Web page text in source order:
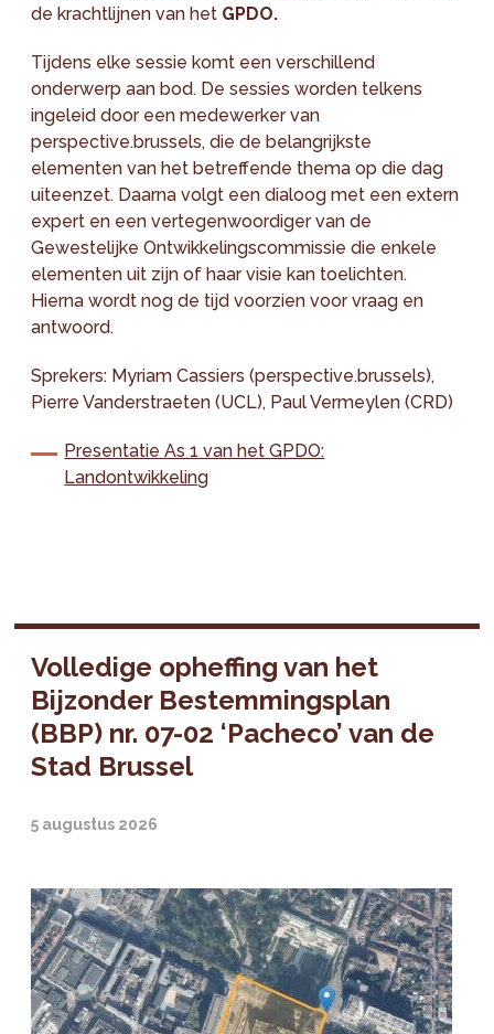
de krachtlijnen van het GPDO.
Tijdens elke sessie komt een verschillend
onderwerp aan bod. De sessies worden telkens
ingeleid door een medewerker van
perspective.brussels, die de belangrijkste
elementen van het betreffende thema op die dag
uiteenzet. Daarna volgt een dialoog met een extern
expert en een vertegenwoordiger van de
Gewestelijke Ontwikkelingscommissie die enkele
elementen uit zijn of haar visie kan toelichten.
Hierna wordt nog de tijd voorzien voor vraag en
antwoord.
Sprekers: Myriam Cassiers (perspective.brussels),
Pierre Vanderstraeten (UCL), Paul Vermeylen (CRD)
Presentatie As 1 van het GPDO:
Landontwikkeling
Volledige opheffing van het
Bijzonder Bestemmingsplan
(BBP) nr. 07-02 ‘Pacheco’ van de
Stad Brussel
5 augustus 2026